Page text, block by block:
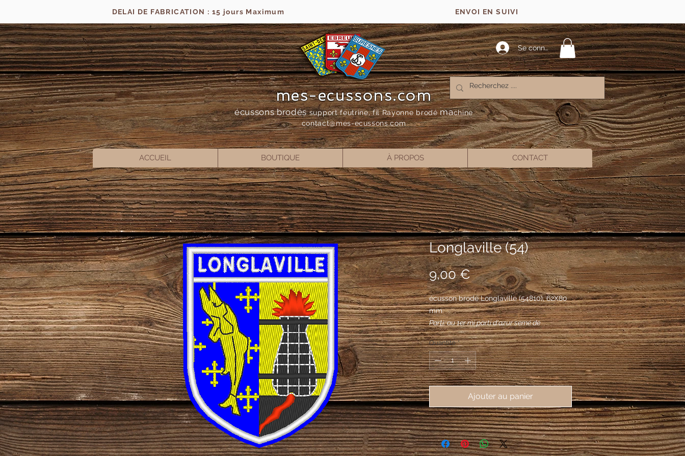
DELAI DE FABRICATION : 15 jours Maximum ENVOI EN SUIVI
Se connecter
mes-ecussons.com
écussons brodés support feutrine, fil Rayonne brodémachine
contact@mes-ecussons.com
ACCUEIL BOUTIQUE À PROPOS CONTACT
Longlaville (54)
9,00 €Prix
écusson brodé Longlaville (54810), 62X80
mm
Parti: au 1er mi parti d'azur semé de
croisettes recroisetées au pied fiché d'or à
deux bars adossés de même, au 2e d'or au
haut fourneau de sable maçonné d'argent
flamboyant de gueules sur une terrasse de
sable avec une coulée de gueules.
Quantité *
Ajouter au panier